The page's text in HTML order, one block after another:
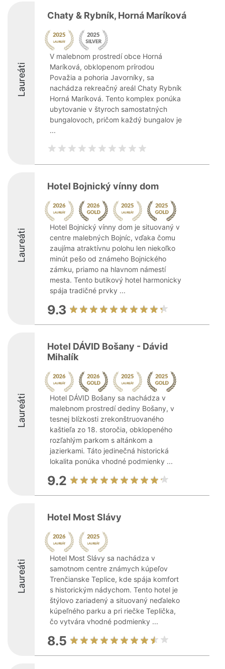
Laureáti
Chaty & Rybník, Horná Maríková
V malebnom prostredí obce Horná
Maríková, obklopenom prírodou
Považia a pohoria Javorníky, sa
nachádza rekreačný areál Chaty Rybník
Horná Maríková. Tento komplex ponúka
ubytovanie v štyroch samostatných
bungalovoch, pričom každý bungalov je
...
Laureáti
Hotel Bojnický vínny dom
Hotel Bojnický vínny dom je situovaný v
centre malebných Bojníc, vďaka čomu
zaujíma atraktívnu polohu len niekoľko
minút pešo od známeho Bojnického
zámku, priamo na hlavnom námestí
mesta. Tento butikový hotel harmonicky
spája tradičné prvky ...
9.3
Laureáti
Hotel DÁVID Bošany - Dávid
Mihalík
Hotel DÁVID Bošany sa nachádza v
malebnom prostredí dediny Bošany, v
tesnej blízkosti zrekonštruovaného
kaštieľa zo 18. storočia, obklopeného
rozľahlým parkom s altánkom a
jazierkami. Táto jedinečná historická
lokalita ponúka vhodné podmienky ...
9.2
Laureáti
Hotel Most Slávy
Hotel Most Slávy sa nachádza v
samotnom centre známych kúpeľov
Trenčianske Teplice, kde spája komfort
s historickým nádychom. Tento hotel je
štýlovo zariadený a situovaný neďaleko
kúpeľného parku a pri riečke Teplička,
čo vytvára vhodné podmienky ...
8.5